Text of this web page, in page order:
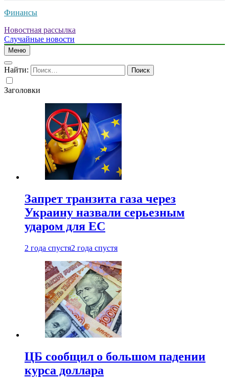
Финансы
Новостная рассылка
Случайные новости
Меню
Найти:
Заголовки
Запрет транзита газа через
Украину назвали серьезным
ударом для ЕС
2 года спустя2 года спустя
ЦБ сообщил о большом падении
курса доллара